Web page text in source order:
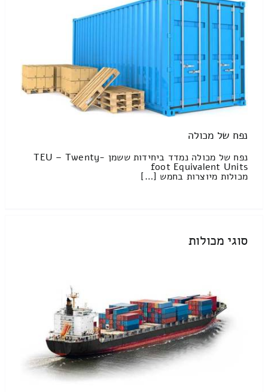
נפח של מכולה
נפח של מכולה נמדד ביחידות ששמן TEU – Twenty-
foot Equivalent Units
מכולות מיוצרות בחמש […]
סוגי מכולות